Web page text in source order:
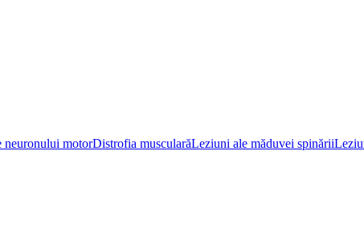
neuronului motorDistrofia muscularăLeziuni ale măduvei spinării